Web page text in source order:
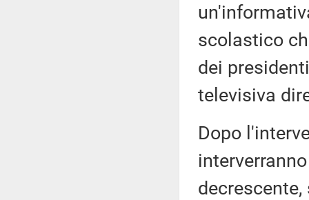
scolastico
dei
televisiva
Dopo